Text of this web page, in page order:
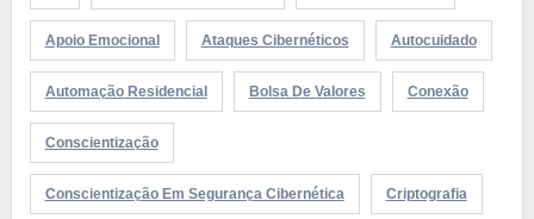
Apoio Emocional Ataques Cibernéticos Autocuidado
Automação Residencial Bolsa De Valores Conexão
Conscientização
Conscientização Em Segurança Cibernética Criptografia